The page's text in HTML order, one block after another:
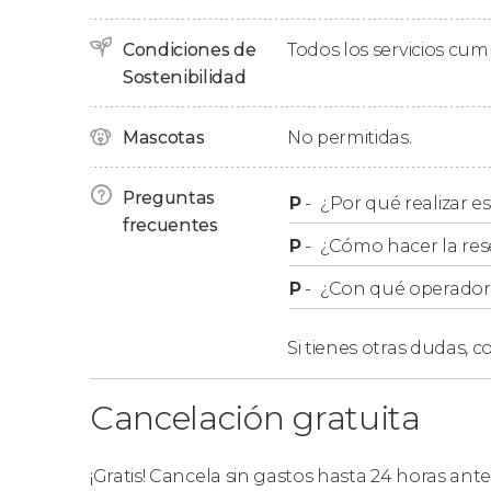
Al realizar la reserva veréis un listado de la
nombre de vuestro hotel veréis indicado el
mayoría de las calles del centro no son
una localización cercana, que estará indicada
Por ejemplo, si elegís "20:30 - 1919 Hotel
stop no 4 - Tryggvagata)", debéis estar listos
4 (Tryggvagata). Encontraréis detalles sobre
confirmación de la reserva.
Condiciones de
Sostenibilidad
Todos los servicios
Mascotas No permitidas.
Preguntas
frecuentes
P- ¿Por qué realizar
P- ¿Cómo hacer la
P- ¿Con qué
Si tienes otras dudas,
Cancelación gratuita
¡Gratis! Cancela sin gastos hasta 24 horas